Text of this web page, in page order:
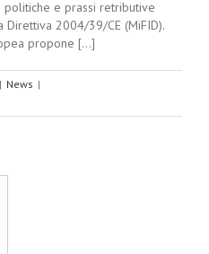
e prassi retributive
2004/39/CE (MiFID).
propone [...]
| News |